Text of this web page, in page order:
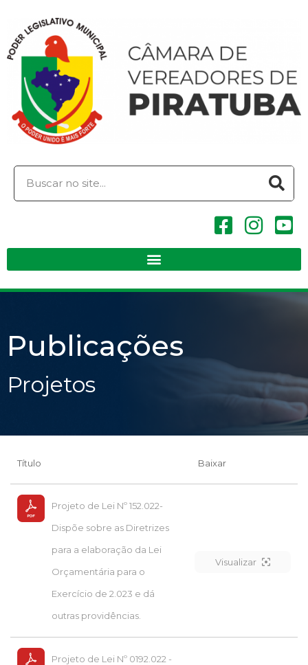
Publicações
Projetos
Título Baixar
Projeto de Lei Nº 152.022-
Dispõe sobre as Diretrizes
para a elaboração da Lei
Orçamentária para o
Exercício de 2.023 e dá
outras providências.
Visualizar
Projeto de Lei Nº 0192.022 -